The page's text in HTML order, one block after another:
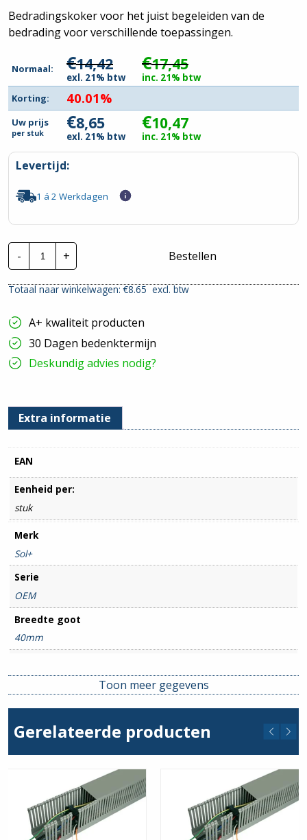
Bedradingskoker voor het juist begeleiden van de
bedrading voor verschillende toepassingen.
Normaal: €14,42
exl. 21% btw
€17,45
inc. 21% btw
Korting:
40.01%
Uw prijs
per stuk €8,65
exl. 21% btw
€10,47
inc. 21% btw
Levertijd:
1 á 2 Werkdagen
-
Bedradingskoker
HxB
40x40mm
2
meter
hoeveelheid
+ Bestellen
Totaal naar winkelwagen: €8.65excl. btw
A+ kwaliteit producten
30 Dagen bedenktermijn
Deskundig advies nodig?
Extra informatie
EAN
Eenheid per:
stuk
Merk
Sol+
Serie
OEM
Breedte goot
40mm
40mm
Toon meer gegevens
Gerelateerde producten